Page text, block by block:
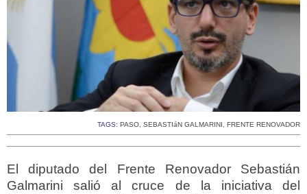
TAGS: PASO, SEBASTIáN GALMARINI , FRENTE RENOVADOR
El diputado del Frente Renovador Sebastián
Galmarini salió al cruce de la iniciativa del